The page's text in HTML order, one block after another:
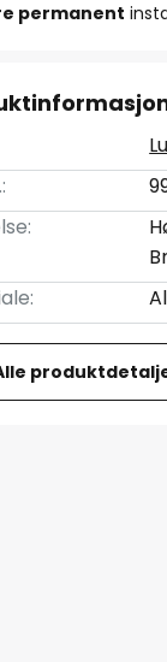
permanent